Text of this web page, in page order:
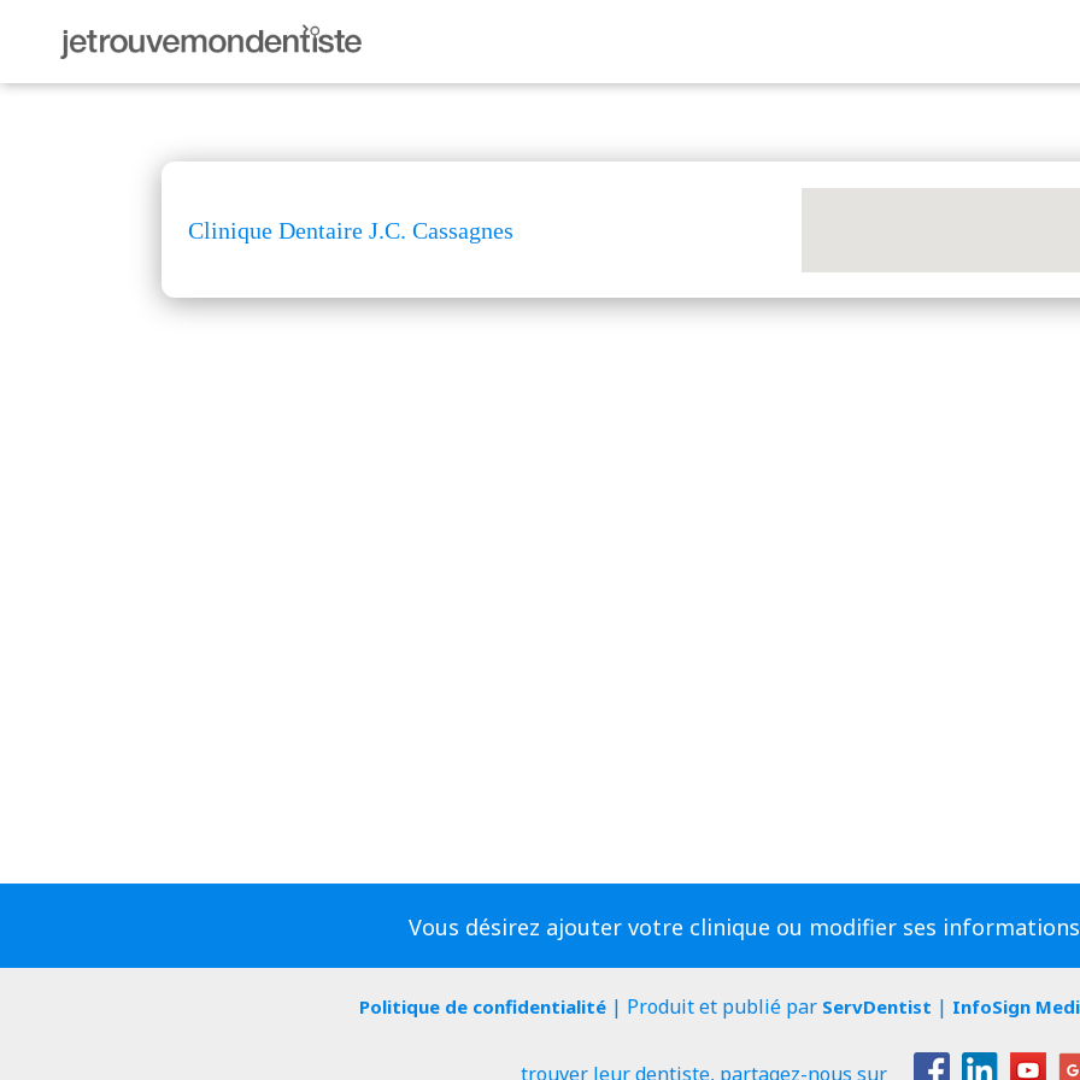
Clinique Dentaire J.C. Cassagnes
Vous désirez ajouter votre clinique ou modifier ses
Politique de confidentialité | Produit et publié par ServDentist | InfoSign
trouver leur dentiste, partagez-nous sur